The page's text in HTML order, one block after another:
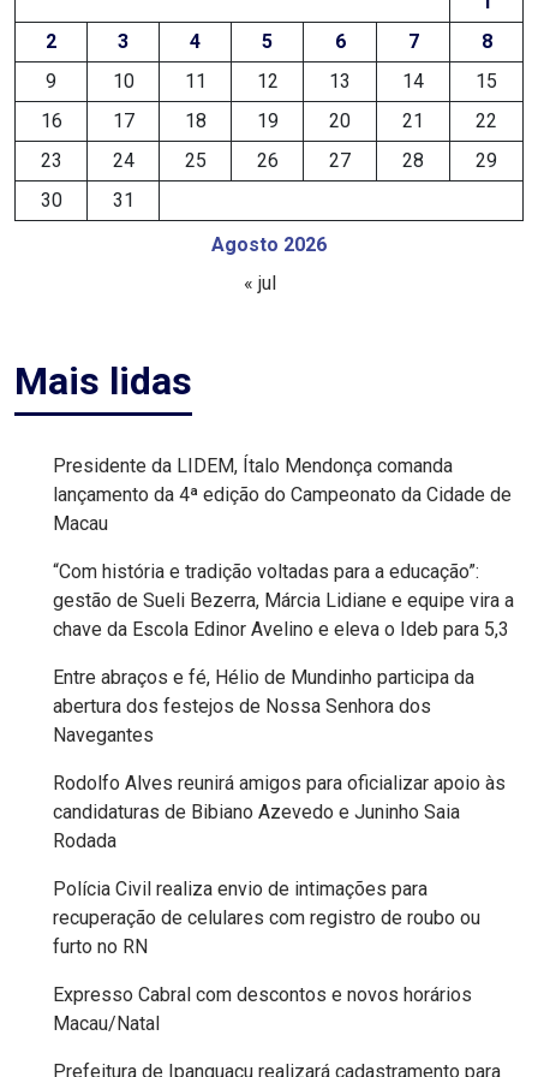
MACAU
EMANCIPAÇÃO
POLÍTICA
EMPREENDIMENTO
EVENTOS
FAKE
NEWS
FANEX
FESTA
DAS
CRIANÇAS
FESTA
DO
SAL
2025
FINANCEIRO
Agosto 2026
2
3 4 5 6 7
8
9
10 11 12 13 14
15
16
17 18 19 20 21
22
23
24 25 26 27 28
29
30
31
« jul
Mais lidas
Presidente da LIDEM, Ítalo Mendonça comanda
lançamento da 4ª edição do Campeonato da Cidade de
Macau
“Com história e tradição voltadas para a educação”:
gestão de Sueli Bezerra, Márcia Lidiane e equipe vira a
chave da Escola Edinor Avelino e eleva o Ideb para 5,3
Entre abraços e fé, Hélio de Mundinho participa da
abertura dos festejos de Nossa Senhora dos
Navegantes
Rodolfo Alves reunirá amigos para oficializar apoio às
candidaturas de Bibiano Azevedo e Juninho Saia
Rodada
Polícia Civil realiza envio de intimações para
recuperação de celulares com registro de roubo ou
furto no RN
Expresso Cabral com descontos e novos horários
Macau/Natal
Prefeitura de Ipanguaçu realizará cadastramento para